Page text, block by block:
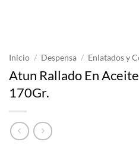
Inicio / Despensa / Enlatados y
Atun Rallado En
170Gr.